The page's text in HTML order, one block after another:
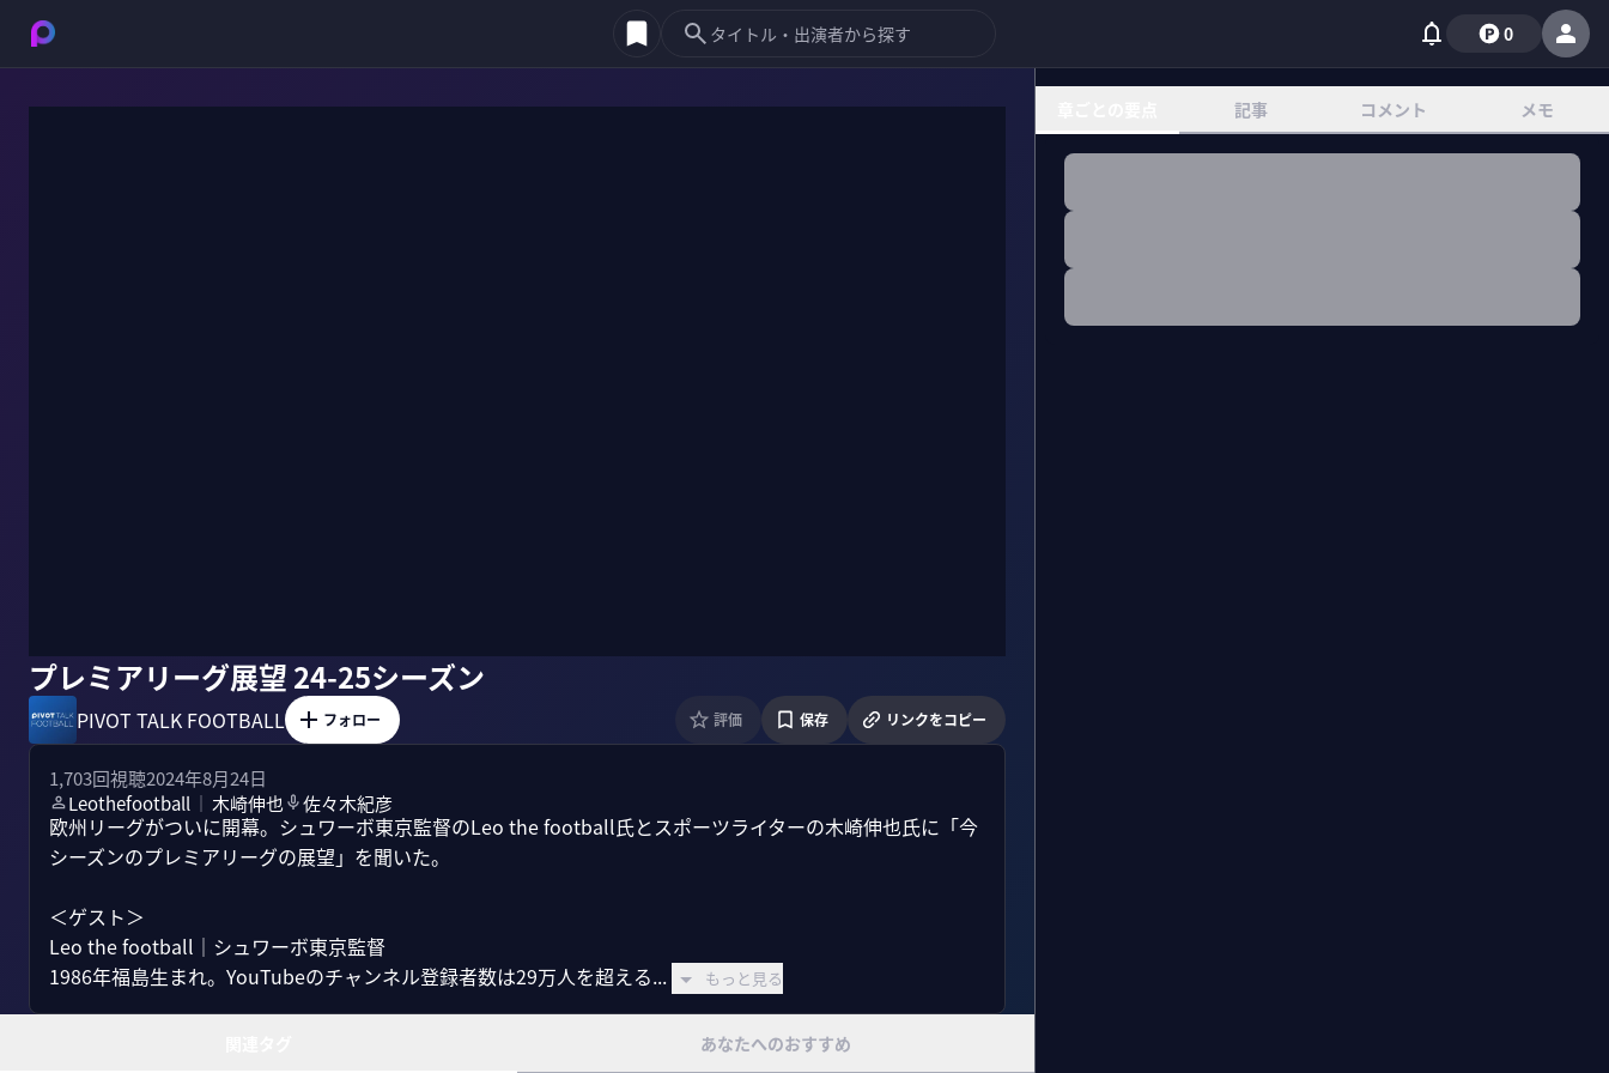
0
プレミアリーグ展望 24-25シーズン
PIVOT TALK FOOTBALL フォロー 評価 保存 リンクをコピー
1,703回視聴2024年8月24日
Leothefootball ｜ 木崎伸也 佐々木紀彦
欧州リーグがついに開幕。シュワーボ東京監督のLeo the football氏とスポーツライターの木崎伸也氏に「今
シーズンのプレミアリーグの展望」を聞いた。
＜ゲスト＞
Leo the football｜シュワーボ東京監督
1986年福島生まれ。YouTubeのチャンネル登録者数は29万人を超える...
もっと見る
あなたへのおすすめ
記事 コメント メモ